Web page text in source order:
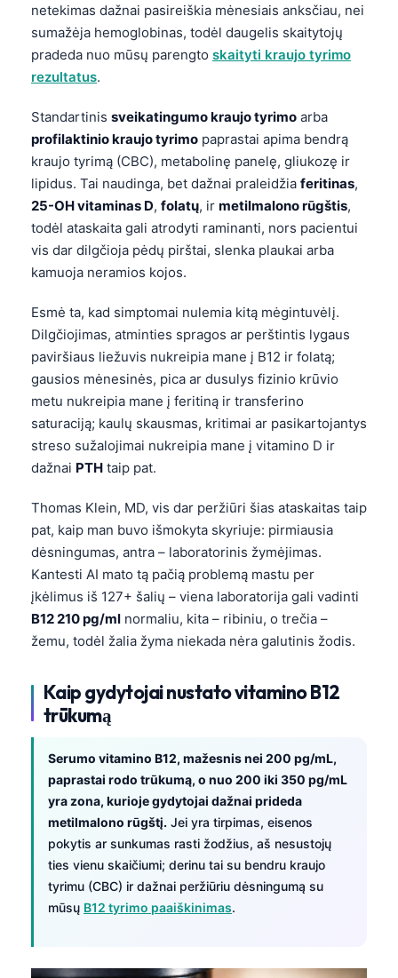
netekimas dažnai pasireiškia mėnesiais anksčiau, nei
sumažėja hemoglobinas, todėl daugelis skaitytojų
pradeda nuo mūsų parengto skaityti kraujo tyrimo
rezultatus.
Standartinis sveikatingumo kraujo tyrimo arba
profilaktinio kraujo tyrimo paprastai apima bendrą
kraujo tyrimą (CBC), metabolinę panelę, gliukozę ir
lipidus. Tai naudinga, bet dažnai praleidžia feritinas,
25-OH vitaminas D, folatų, ir metilmalono rūgštis,
todėl ataskaita gali atrodyti raminanti, nors pacientui
vis dar dilgčioja pėdų pirštai, slenka plaukai arba
kamuoja neramios kojos.
Esmė ta, kad simptomai nulemia kitą mėgintuvėlį.
Dilgčiojimas, atminties spragos ar perštintis lygaus
paviršiaus liežuvis nukreipia mane į B12 ir folatą;
gausios mėnesinės, pica ar dusulys fizinio krūvio
metu nukreipia mane į feritiną ir transferino
saturaciją; kaulų skausmas, kritimai ar pasikartojantys
streso sužalojimai nukreipia mane į vitamino D ir
dažnai PTH taip pat.
Thomas Klein, MD, vis dar peržiūri šias ataskaitas taip
pat, kaip man buvo išmokyta skyriuje: pirmiausia
dėsningumas, antra – laboratorinis žymėjimas.
Kantesti AI mato tą pačią problemą mastu per
įkėlimus iš 127+ šalių – viena laboratorija gali vadinti
B12 210 pg/ml normaliu, kita – ribiniu, o trečia –
žemu, todėl žalia žyma niekada nėra galutinis žodis.
Kaip gydytojai nustato vitamino B12
trūkumą
Serumo vitamino B12, mažesnis nei 200 pg/mL,
paprastai rodo trūkumą, o nuo 200 iki 350 pg/mL
yra zona, kurioje gydytojai dažnai prideda
metilmalono rūgštį. Jei yra tirpimas, eisenos
pokytis ar sunkumas rasti žodžius, aš nesustojų
ties vienu skaičiumi; derinu tai su bendru kraujo
tyrimu (CBC) ir dažnai peržiūriu dėsningumą su
mūsų B12 tyrimo paaiškinimas.